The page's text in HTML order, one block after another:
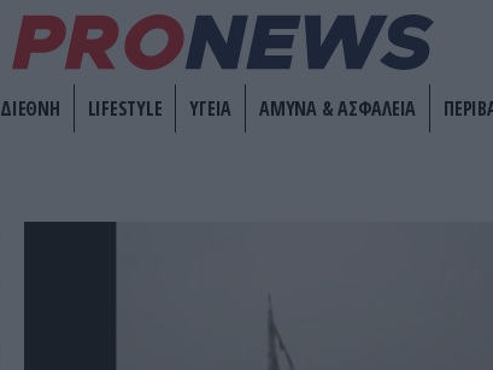
ΔΙΕΘΝΗ LIFESTYLE ΥΓΕΙΑ ΑΜΥΝΑ & ΑΣΦΑΛΕΙΑ